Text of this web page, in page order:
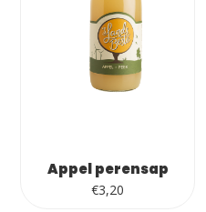
Appel perensap
€3,20